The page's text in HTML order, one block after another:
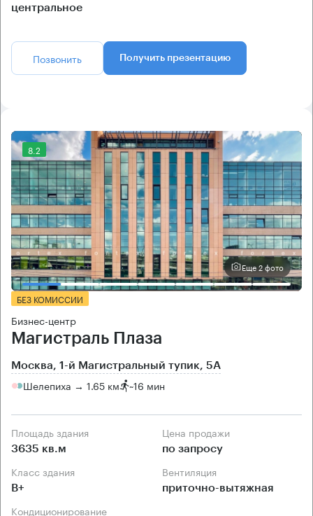
центральное
Позвонить Получить презентацию
8.2
Еще 2 фото
БЕЗ КОМИССИИ
Бизнес-центр
Магистраль Плаза
Москва, 1-й Магистральный тупик, 5А
Шелепиха → 1.65 км ~16 мин
Площадь здания
3635 кв.м
Цена продажи
по запросу
Класс здания
B+
Вентиляция
приточно-вытяжная
Кондиционирование